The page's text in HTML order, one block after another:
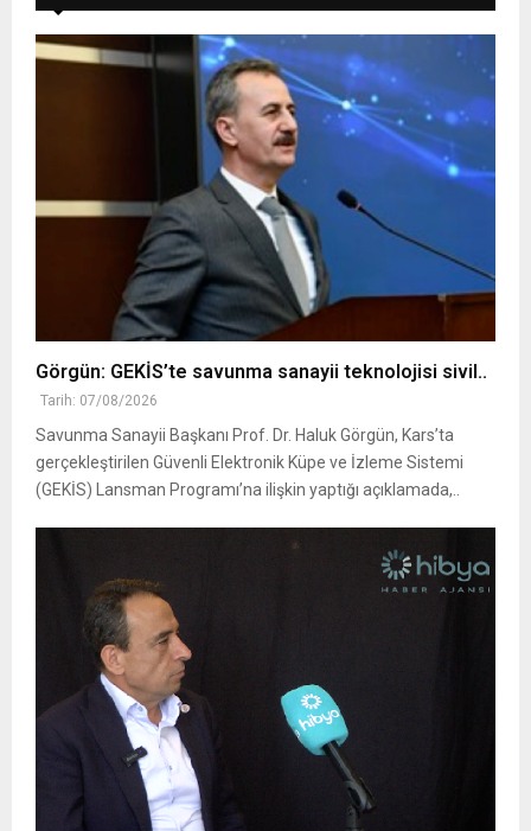
Görgün: GEKİS’te savunma sanayii teknolojisi sivil..
Tarih: 07/08/2026
Savunma Sanayii Başkanı Prof. Dr. Haluk Görgün, Kars’ta
gerçekleştirilen Güvenli Elektronik Küpe ve İzleme Sistemi
(GEKİS) Lansman Programı’na ilişkin yaptığı açıklamada,..